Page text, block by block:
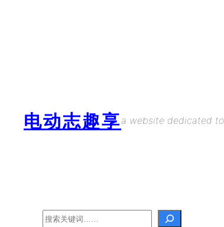
电动志趣享a website dedicated
Search